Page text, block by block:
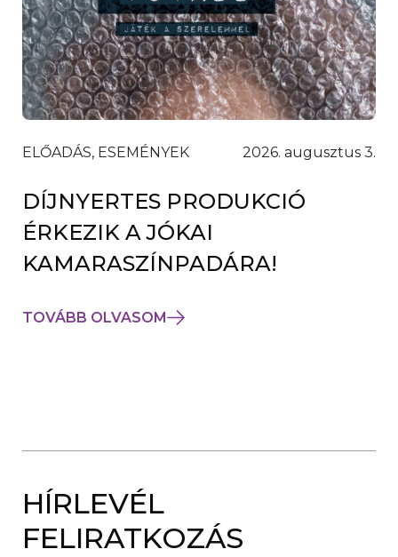
ELŐADÁS, ESEMÉNYEK 2026. augusztus 3.
DÍJNYERTES PRODUKCIÓ
ÉRKEZIK A JÓKAI
KAMARASZÍNPADÁRA!
TOVÁBB OLVASOM
HÍRLEVÉL
FELIRATKOZÁS